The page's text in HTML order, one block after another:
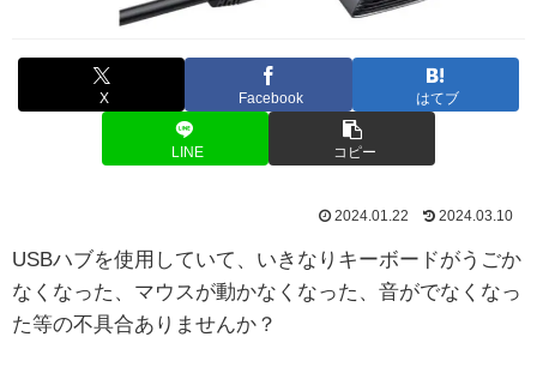
X Facebook はてブ
LINE コピー
2024.01.22 2024.03.10
USBハブを使用していて、いきなりキーボードがうごか
なくなった、マウスが動かなくなった、音がでなくなっ
た等の不具合ありませんか？